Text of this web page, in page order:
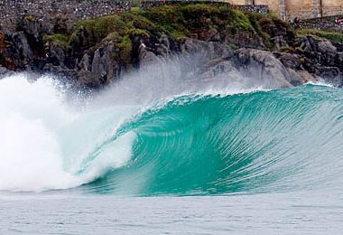
WEBCAM
PEDIDOS